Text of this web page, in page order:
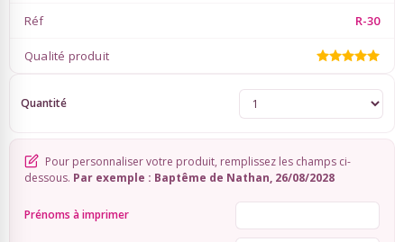
Rubans Tulle Organdi
Réf R-30
Qualité produit
Quantité
Pour personnaliser votre produit, remplissez les champs ci-
dessous. Par exemple : Baptême de Nathan, 26/08/2028
Prénoms à imprimer